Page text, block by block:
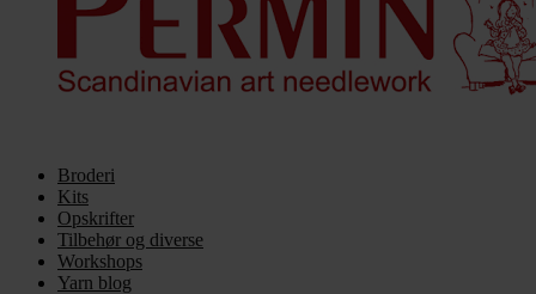
Broderi
Kits
Opskrifter
Tilbehør og diverse
Workshops
Yarn blog